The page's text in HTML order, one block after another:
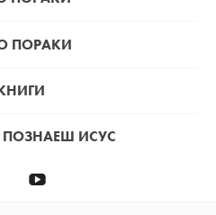
ПОРАКИ
ИСУС
ДонирајYouTube